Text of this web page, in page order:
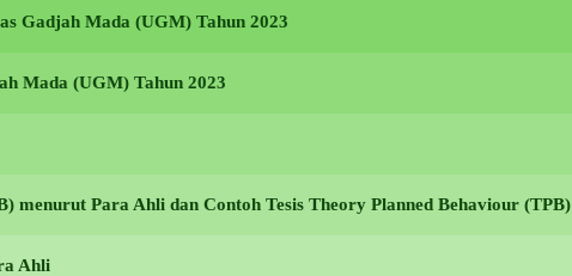
Gadjah Mada (UGM) Tahun 2023
Mada (UGM) Tahun 2023
menurut Para Ahli dan Contoh Tesis Theory Planned Behaviour (TPB)
Ahli